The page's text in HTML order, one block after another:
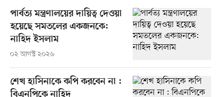
পার্বত্য মন্ত্রণালয়ের দায়িত্ব দেওয়া
হয়েছে সমতলের একজনকে:
নাহিদ ইসলাম
০২ আগস্ট ২০২৬
শেখ হাসিনাকে কপি করবেন না :
বিএনপিকে নাহিদ